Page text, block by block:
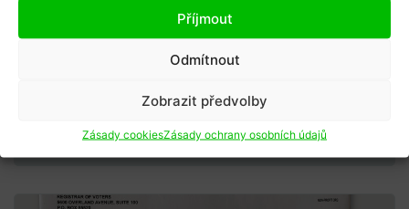
Příjmout
Odmítnout
Zobrazit předvolby
Zásady cookiesZásady ochrany osobních údajů
Svoboda slova v době válečné
Válka na Ukrajině odhaluje mnohé v naší
společnosti i v nás samých. Krizové situace jsou
velkou zkou...